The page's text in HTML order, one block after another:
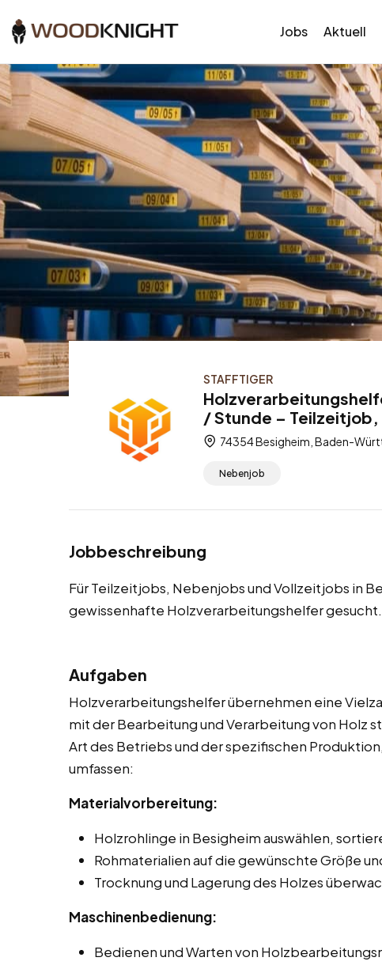
Jobs Aktuell
STAFFTIGER
/ Stunde –
74354 Besigheim, Baden-
Nebenjob
Jobbeschreibung
Für Teilzeitjobs, Nebenjobs und Vollzeitjobs in
gewissenhafte Holzverarbeitungshelfer gesucht.
Aufgaben
Holzverarbeitungshelfer übernehmen eine
mit der Bearbeitung und Verarbeitung von Holz
Art des Betriebs und der spezifischen
umfassen:
Materialvorbereitung:
Holzrohlinge in Besigheim auswählen,
Rohmaterialien auf die gewünschte Größe
Trocknung und Lagerung des Holzes
Maschinenbedienung:
Bedienen und Warten von